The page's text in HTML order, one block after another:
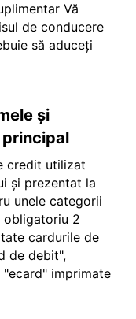
Vă
de conducere
să aduceți
și
principal
credit utilizat
și prezentat la
unele categorii
obligatoriu 2
cardurile de
de debit",
imprimate